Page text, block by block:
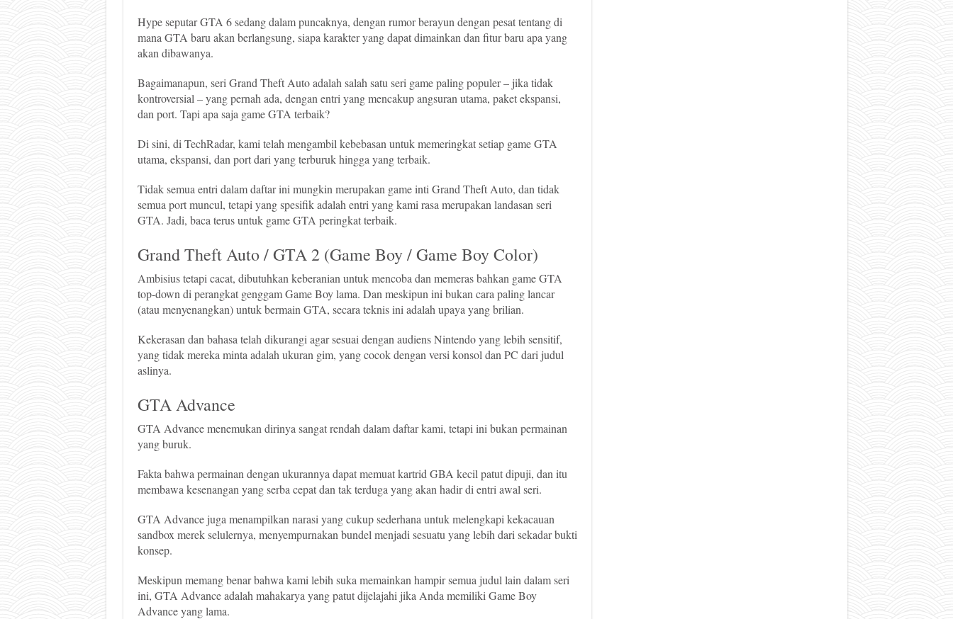
Hype seputar GTA 6 sedang dalam puncaknya, dengan rumor berayun dengan pesat tentang di
mana GTA baru akan berlangsung, siapa karakter yang dapat dimainkan dan fitur baru apa yang
akan dibawanya.
Bagaimanapun, seri Grand Theft Auto adalah salah satu seri game paling populer – jika tidak
kontroversial – yang pernah ada, dengan entri yang mencakup angsuran utama, paket ekspansi,
dan port. Tapi apa saja game GTA terbaik?
Di sini, di TechRadar, kami telah mengambil kebebasan untuk memeringkat setiap game GTA
utama, ekspansi, dan port dari yang terburuk hingga yang terbaik.
Tidak semua entri dalam daftar ini mungkin merupakan game inti Grand Theft Auto, dan tidak
semua port muncul, tetapi yang spesifik adalah entri yang kami rasa merupakan landasan seri
GTA. Jadi, baca terus untuk game GTA peringkat terbaik.
Grand Theft Auto / GTA 2 (Game Boy / Game Boy Color)
Ambisius tetapi cacat, dibutuhkan keberanian untuk mencoba dan memeras bahkan game GTA
top-down di perangkat genggam Game Boy lama. Dan meskipun ini bukan cara paling lancar
(atau menyenangkan) untuk bermain GTA, secara teknis ini adalah upaya yang brilian.
Kekerasan dan bahasa telah dikurangi agar sesuai dengan audiens Nintendo yang lebih sensitif,
yang tidak mereka minta adalah ukuran gim, yang cocok dengan versi konsol dan PC dari judul
aslinya.
GTA Advance
GTA Advance menemukan dirinya sangat rendah dalam daftar kami, tetapi ini bukan permainan
yang buruk.
Fakta bahwa permainan dengan ukurannya dapat memuat kartrid GBA kecil patut dipuji, dan itu
membawa kesenangan yang serba cepat dan tak terduga yang akan hadir di entri awal seri.
GTA Advance juga menampilkan narasi yang cukup sederhana untuk melengkapi kekacauan
sandbox merek selulernya, menyempurnakan bundel menjadi sesuatu yang lebih dari sekadar bukti
konsep.
Meskipun memang benar bahwa kami lebih suka memainkan hampir semua judul lain dalam seri
ini, GTA Advance adalah mahakarya yang patut dijelajahi jika Anda memiliki Game Boy
Advance yang lama.